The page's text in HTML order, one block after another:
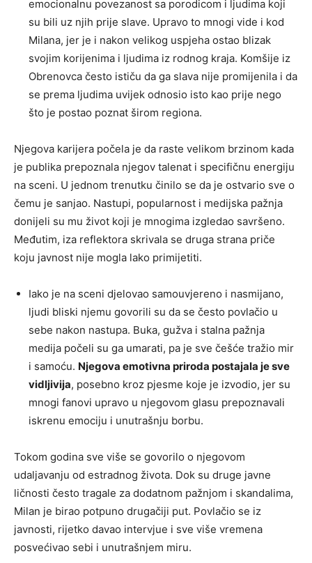
emocionalnu povezanost sa porodicom i ljudima koji
su bili uz njih prije slave. Upravo to mnogi vide i kod
Milana, jer je i nakon velikog uspjeha ostao blizak
svojim korijenima i ljudima iz rodnog kraja. Komšije iz
Obrenovca često ističu da ga slava nije promijenila i da
se prema ljudima uvijek odnosio isto kao prije nego
što je postao poznat širom regiona.
Njegova karijera počela je da raste velikom brzinom kada
je publika prepoznala njegov talenat i specifičnu energiju
na sceni. U jednom trenutku činilo se da je ostvario sve o
čemu je sanjao. Nastupi, popularnost i medijska pažnja
donijeli su mu život koji je mnogima izgledao savršeno.
Međutim, iza reflektora skrivala se druga strana priče
koju javnost nije mogla lako primijetiti.
Iako je na sceni djelovao samouvjereno i nasmijano,
ljudi bliski njemu govorili su da se često povlačio u
sebe nakon nastupa. Buka, gužva i stalna pažnja
medija počeli su ga umarati, pa je sve češće tražio mir
i samoću. Njegova emotivna priroda postajala je sve
vidljivija, posebno kroz pjesme koje je izvodio, jer su
mnogi fanovi upravo u njegovom glasu prepoznavali
iskrenu emociju i unutrašnju borbu.
Tokom godina sve više se govorilo o njegovom
udaljavanju od estradnog života. Dok su druge javne
ličnosti često tragale za dodatnom pažnjom i skandalima,
Milan je birao potpuno drugačiji put. Povlačio se iz
javnosti, rijetko davao intervjue i sve više vremena
posvećivao sebi i unutrašnjem miru.